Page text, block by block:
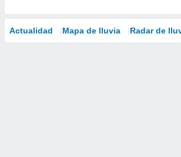
Actualidad Mapa de lluvia Radar de